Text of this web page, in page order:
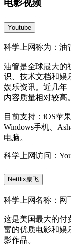
电影视频
Youtube
科学上网称为：油
油管是全球最大的
识、技术文档和娱
娱乐资讯。近几年
内容质量相对较高。
目前支持：iOS苹
Windows手机、
电脑。
科学上网访问：
Netflix奈飞
科学上网名称：网
这是美国最大的付
富的优质电影和娱
影作品。